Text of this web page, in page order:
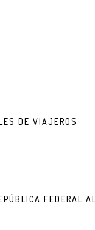
DE VIAJEROS
FEDERAL